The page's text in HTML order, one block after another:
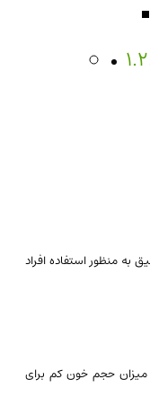
به منظور استفاده افراد
اکتیو ۵۰ عددی با میزان حجم خون کم برای